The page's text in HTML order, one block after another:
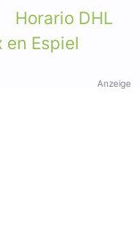
Horario DHL
en Espiel
Anzeige